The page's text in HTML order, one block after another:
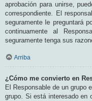
aprobación para unirse,
correspondiente. El
seguramente le preguntará
continuamente al
seguramente tenga sus
Arriba
¿Cómo me convierto en
El Responsable de un grupo
grupo. Si está interesado en